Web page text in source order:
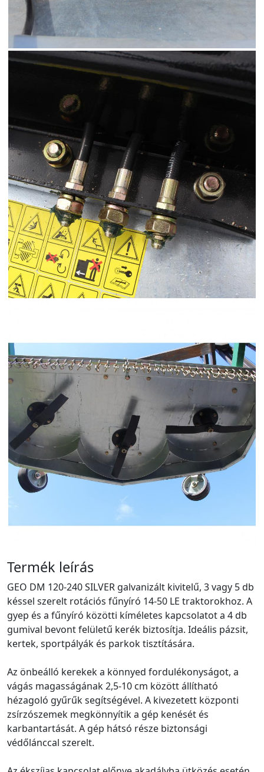
Termék leírás
GEO DM 120-240 SILVER galvanizált kivitelű, 3 vagy 5 db
késsel szerelt rotációs fűnyíró 14-50 LE traktorokhoz. A
gyep és a fűnyíró közötti kíméletes kapcsolatot a 4 db
gumival bevont felületű kerék biztosítja. Ideális pázsit,
kertek, sportpályák és parkok tisztítására.
Az önbeálló kerekek a könnyed fordulékonyságot, a
vágás magasságának 2,5-10 cm között állítható
hézagoló gyűrűk segítségével. A kivezetett központi
zsírzószemek megkönnyítik a gép kenését és
karbantartását. A gép hátsó része biztonsági
védőlánccal szerelt.